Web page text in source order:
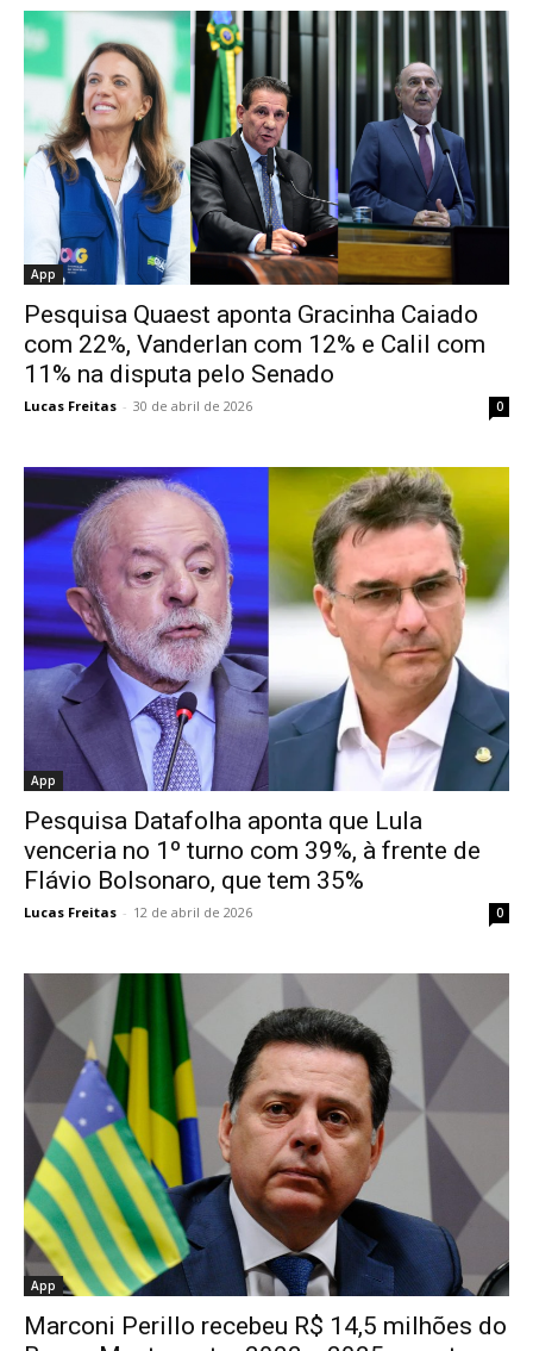
App
Pesquisa Quaest aponta Gracinha Caiado
com 22%, Vanderlan com 12% e Calil com
11% na disputa pelo Senado
Lucas Freitas - 30 de abril de 2026 0
App
Pesquisa Datafolha aponta que Lula
venceria no 1º turno com 39%, à frente de
Flávio Bolsonaro, que tem 35%
Lucas Freitas - 12 de abril de 2026 0
App
Marconi Perillo recebeu R$ 14,5 milhões do